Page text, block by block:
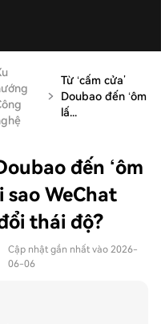
Từ ‘cấm cửa’
Doubao đến ‘ôm
lấ...
đến ‘ôm
sao WeChat
thái độ?
Cập nhật gần nhất vào 2026-
06-06